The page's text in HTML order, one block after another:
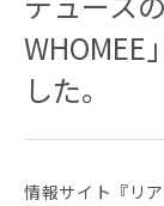
WHOMEE
した。
情報サイト『リ